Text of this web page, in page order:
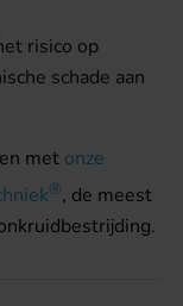
risico op
schade aan
met onze
®, de meest